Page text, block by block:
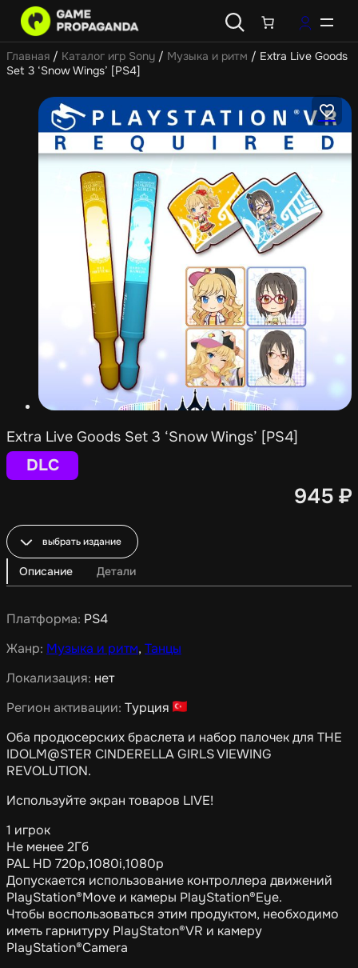
Главная / Каталог игр Sony / Музыка и ритм / Extra Live Goods
Set 3 ‘Snow Wings’ [PS4]
Extra Live Goods Set 3 ‘Snow Wings’ [PS4]
DLC
945 ₽
выбрать издание
Описание Детали
Платформа: PS4
Жанр: Музыка и ритм, Танцы
Локализация: нет
Регион активации: Турция
Оба продюсерских браслета и набор палочек для THE
IDOLM@STER CINDERELLA GIRLS VIEWING
REVOLUTION.
Используйте экран товаров LIVE!
1 игрок
Не менее 2Гб
PAL HD 720p,1080i,1080p
Допускается использование контроллера движений
PlayStation®Move и камеры PlayStation®Eye.
Чтобы воспользоваться этим продуктом, необходимо
иметь гарнитуру PlayStaton®VR и камеру
PlayStation®Camera